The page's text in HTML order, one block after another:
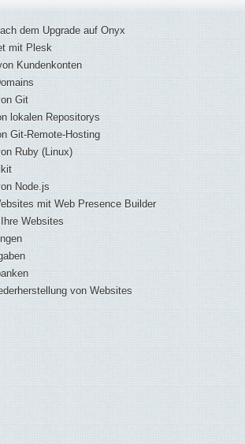
dem Upgrade auf Onyx
mit Plesk
Kundenkonten
Git
lokalen Repositorys
Git-Remote-Hosting
Ruby (Linux)
Node.js
mit Web Presence Builder
Websites
von Websites